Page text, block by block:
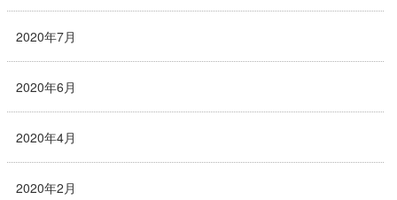
2020年7月
2020年6月
2020年4月
2020年2月